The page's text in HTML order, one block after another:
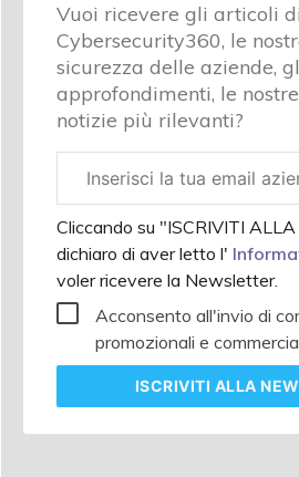
Vuoi ricevere gli articoli di
Cybersecurity360, le
sicurezza delle aziende,
approfondimenti, le
notizie più rilevanti?
aziendale
Cliccando su "ISCRIVITI
dichiaro di aver letto l'
voler ricevere la Newsletter.
Acconsento all'invio di
promozionali e
ISCRIVITI ALLA